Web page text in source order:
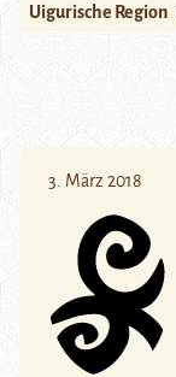
Uigurische Region
3. März 2018